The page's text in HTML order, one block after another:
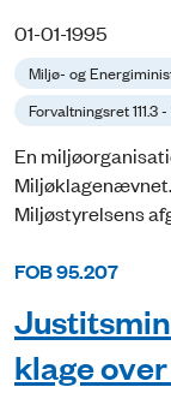
01-01-1995
Miljø- og
Forvaltningsret
En
Miljøstyrelsens
FOB 95.207
klage